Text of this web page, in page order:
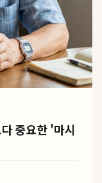
중요한 '마시